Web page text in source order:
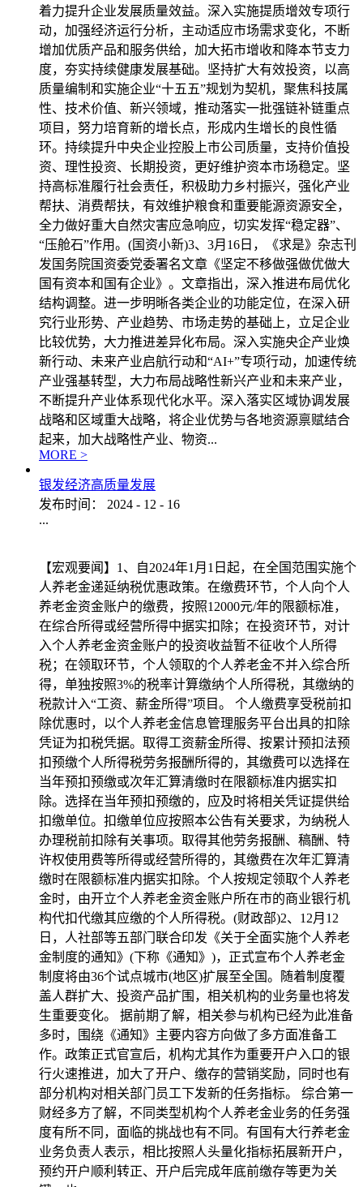
着力提升企业发展质量效益。深入实施提质增效专项行
动，加强经济运行分析，主动适应市场需求变化，不断
增加优质产品和服务供给，加大拓市增收和降本节支力
度，夯实持续健康发展基础。坚持扩大有效投资，以高
质量编制和实施企业“十五五”规划为契机，聚焦科技属
性、技术价值、新兴领域，推动落实一批强链补链重点
项目，努力培育新的增长点，形成内生增长的良性循
环。持续提升中央企业控股上市公司质量，支持价值投
资、理性投资、长期投资，更好维护资本市场稳定。坚
持高标准履行社会责任，积极助力乡村振兴，强化产业
帮扶、消费帮扶，有效维护粮食和重要能源资源安全，
全力做好重大自然灾害应急响应，切实发挥“稳定器”、
“压舱石”作用。(国资小新)3、3月16日，《求是》杂志刊
发国务院国资委党委署名文章《坚定不移做强做优做大
国有资本和国有企业》。文章指出，深入推进布局优化
结构调整。进一步明晰各类企业的功能定位，在深入研
究行业形势、产业趋势、市场走势的基础上，立足企业
比较优势，大力推进差异化布局。深入实施央企产业焕
新行动、未来产业启航行动和“AI+”专项行动，加速传统
产业强基转型，大力布局战略性新兴产业和未来产业，
不断提升产业体系现代化水平。深入落实区域协调发展
战略和区域重大战略，将企业优势与各地资源禀赋结合
起来，加大战略性产业、物资...
MORE >
银发经济高质量发展
发布时间：
2024 - 12 - 16
...
【宏观要闻】1、自2024年1月1日起，在全国范围实施个
人养老金递延纳税优惠政策。在缴费环节，个人向个人
养老金资金账户的缴费，按照12000元/年的限额标准，
在综合所得或经营所得中据实扣除；在投资环节，对计
入个人养老金资金账户的投资收益暂不征收个人所得
税；在领取环节，个人领取的个人养老金不并入综合所
得，单独按照3%的税率计算缴纳个人所得税，其缴纳的
税款计入“工资、薪金所得”项目。 个人缴费享受税前扣
除优惠时，以个人养老金信息管理服务平台出具的扣除
凭证为扣税凭据。取得工资薪金所得、按累计预扣法预
扣预缴个人所得税劳务报酬所得的，其缴费可以选择在
当年预扣预缴或次年汇算清缴时在限额标准内据实扣
除。选择在当年预扣预缴的，应及时将相关凭证提供给
扣缴单位。扣缴单位应按照本公告有关要求，为纳税人
办理税前扣除有关事项。取得其他劳务报酬、稿酬、特
许权使用费等所得或经营所得的，其缴费在次年汇算清
缴时在限额标准内据实扣除。个人按规定领取个人养老
金时，由开立个人养老金资金账户所在市的商业银行机
构代扣代缴其应缴的个人所得税。(财政部)2、12月12
日，人社部等五部门联合印发《关于全面实施个人养老
金制度的通知》(下称《通知》)，正式宣布个人养老金
制度将由36个试点城市(地区)扩展至全国。随着制度覆
盖人群扩大、投资产品扩围，相关机构的业务量也将发
生重要变化。 据前期了解，相关参与机构已经为此准备
多时，围绕《通知》主要内容方向做了多方面准备工
作。政策正式官宣后，机构尤其作为重要开户入口的银
行火速推进，加大了开户、缴存的营销奖励，同时也有
部分机构对相关部门员工下发新的任务指标。 综合第一
财经多方了解，不同类型机构个人养老金业务的任务强
度有所不同，面临的挑战也有不同。有国有大行养老金
业务负责人表示，相比按照人头量化指标拓展新开户，
预约开户顺利转正、开户后完成年底前缴存等更为关